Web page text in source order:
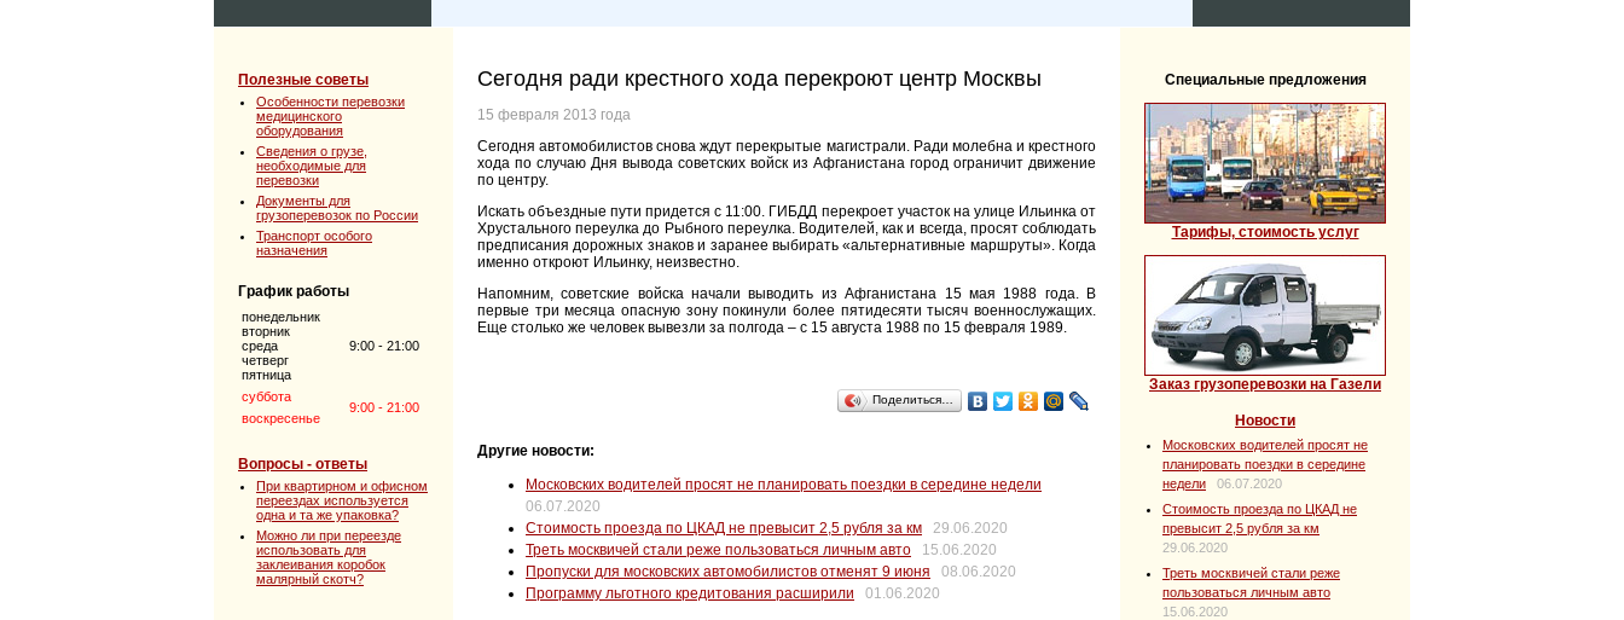
Полезные советы
Особенности перевозки
медицинского
оборудования
Сведения о грузе,
необходимые для
перевозки
Документы для
грузоперевозок по России
Транспорт особого
назначения
График работы
понедельник
вторник
среда
четверг
пятница
9:00 - 21:00
суббота
9:00 - 21:00
воскресенье
Вопросы - ответы
При квартирном и офисном
переездах используется
одна и та же упаковка?
Можно ли при переезде
использовать для
заклеивания коробок
малярный скотч?
Сегодня ради крестного хода перекроют центр Москвы
15 февраля 2013 года
Сегодня автомобилистов снова ждут перекрытые магистрали. Ради молебна и крестного
хода по случаю Дня вывода советских войск из Афганистана город ограничит движение
по центру.
Искать объездные пути придется с 11:00. ГИБДД перекроет участок на улице Ильинка от
Хрустального переулка до Рыбного переулка. Водителей, как и всегда, просят соблюдать
предписания дорожных знаков и заранее выбирать «альтернативные маршруты». Когда
именно откроют Ильинку, неизвестно.
Напомним, советские войска начали выводить из Афганистана 15 мая 1988 года. В
первые три месяца опасную зону покинули более пятидесяти тысяч военнослужащих.
Еще столько же человек вывезли за полгода – с 15 августа 1988 по 15 февраля 1989.
Поделиться…
Другие новости:
Московских водителей просят не планировать поездки в середине недели
06.07.2020
Стоимость проезда по ЦКАД не превысит 2,5 рубля за км
29.06.2020
Треть москвичей стали реже пользоваться личным авто
15.06.2020
Пропуски для московских автомобилистов отменят 9 июня
08.06.2020
Программу льготного кредитования расширили
01.06.2020
Специальные предложения
Тарифы, стоимость услуг
Заказ грузоперевозки на Газели
Новости
Московских водителей просят не
планировать поездки в середине
недели
06.07.2020
Стоимость проезда по ЦКАД не
превысит 2,5 рубля за км
29.06.2020
Треть москвичей стали реже
пользоваться личным авто
15.06.2020